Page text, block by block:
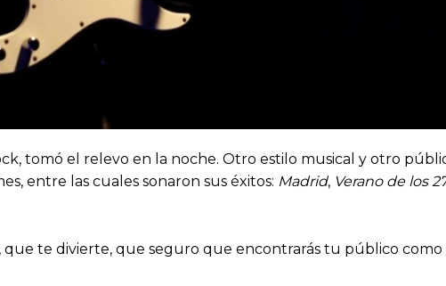
tomó el relevo en la noche. Otro estilo musical y otro
entre las cuales sonaron sus éxitos: Madrid, Verano de los
que te divierte, que seguro que encontrarás tu público